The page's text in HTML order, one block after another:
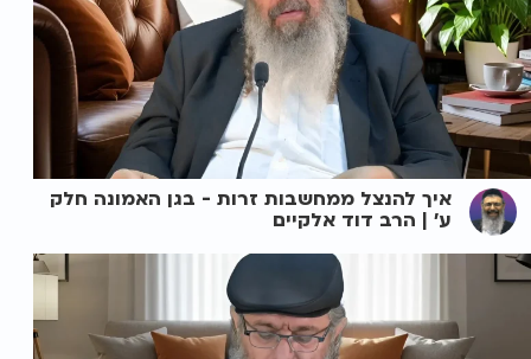
איך להנצל ממחשבות זרות - בגן האמונה חלק
ע' | הרב דוד אלקיים